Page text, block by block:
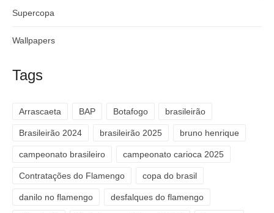
Supercopa
Wallpapers
Tags
Arrascaeta BAP Botafogo brasileirão
Brasileirão 2024 brasileirão 2025 bruno henrique
campeonato brasileiro campeonato carioca 2025
Contratações do Flamengo copa do brasil
danilo no flamengo desfalques do flamengo